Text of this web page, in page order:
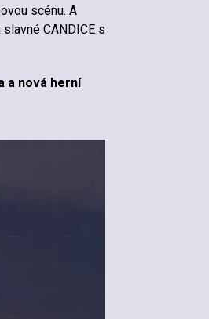
scénu. A
CANDICE s
a nová herní